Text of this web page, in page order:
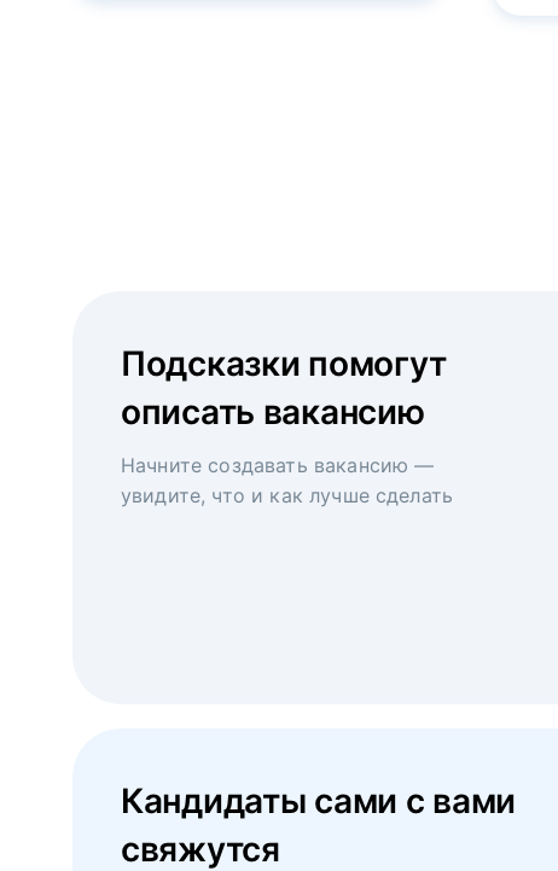
Подсказки помогут
описать вакансию
Начните создавать вакансию —
увидите, что и как лучше сделать
Кандидаты сами с вами
свяжутся